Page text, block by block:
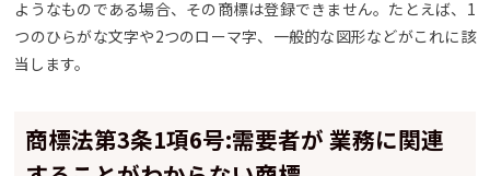
ようなものである場合、その商標は登録できません。たとえば、1
つのひらがな文字や2つのローマ字、一般的な図形などがこれに該
当します。
商標法第3条1項6号:需要者が 業務に関連